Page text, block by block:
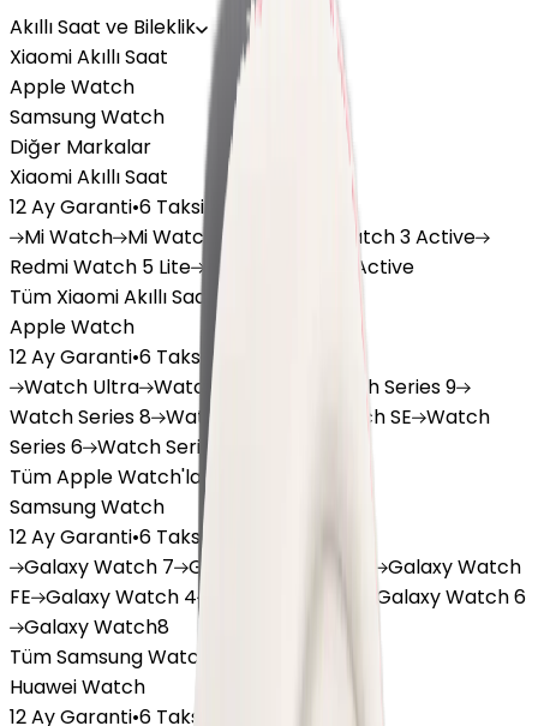
Akıllı Saat ve Bileklik
Xiaomi Akıllı Saat
Apple Watch
Samsung Watch
Diğer Markalar
Xiaomi Akıllı Saat
12 Ay Garanti•6 Taksit
MiWatch MiWatch Lite
Watch 3 Active
RedmiWatch 5 Lite Redmi
Watch 5 Active
Tüm Xiaomi Akıllı Saat'lar
Apple Watch
12 Ay Garanti•6 Taksit
Watch Ultra Watch WatchSeries 9
WatchSeries 8 Watch WatchSE Watch
Series 6 WatchSeries 5
Tüm Apple Watch'lar
Samsung Watch
12 Ay Garanti•6 Taksit
GalaxyWatch 7 Galaxy GalaxyWatch
FE GalaxyWatch 4 GalaxyWatch 6
GalaxyWatch8
Tüm Samsung Watch'lar
Huawei Watch
12 Ay Garanti•6 Taksit